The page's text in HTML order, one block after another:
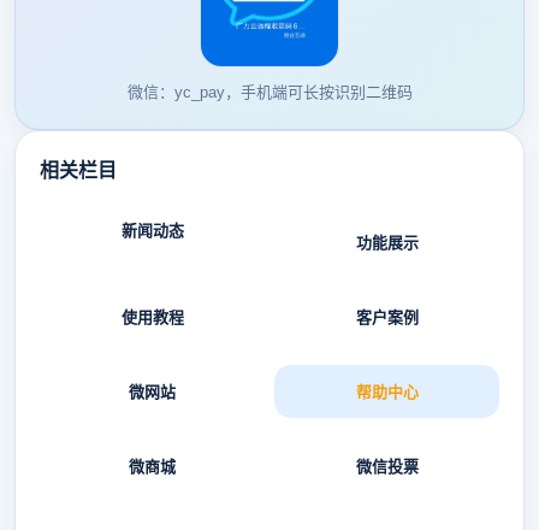
微信：yc_pay，手机端可长按识别二维码
相关栏目
新闻动态
功能展示
使用教程 客户案例
微网站 帮助中心
微商城 微信投票